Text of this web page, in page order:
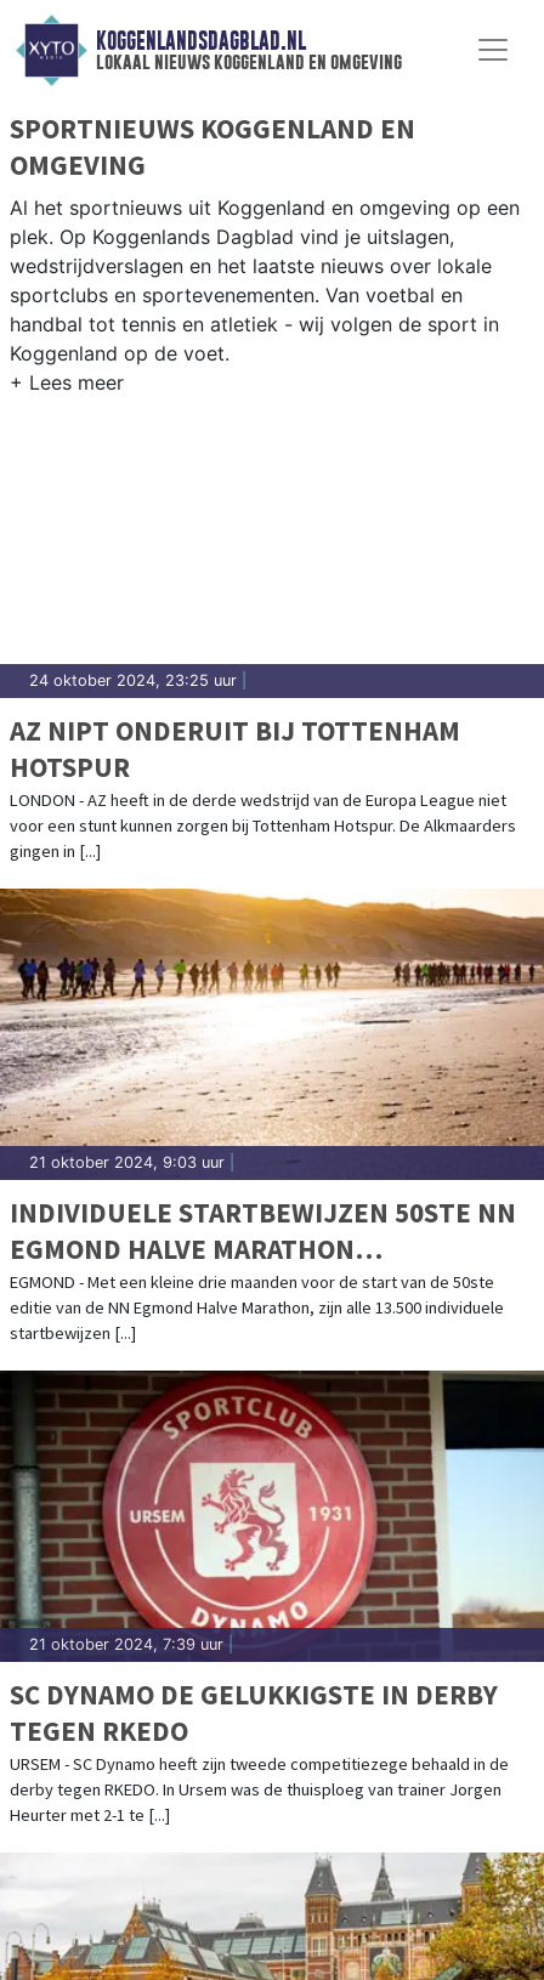
KOGGENLANDSDAGBLAD.NL
lokaal nieuws koggenland en omgeving
SPORTNIEUWS KOGGENLAND EN
OMGEVING
Al het sportnieuws uit Koggenland en omgeving op een
plek. Op Koggenlands Dagblad vind je uitslagen,
wedstrijdverslagen en het laatste nieuws over lokale
sportclubs en sportevenementen. Van voetbal en
handbal tot tennis en atletiek - wij volgen de sport in
Koggenland op de voet.
24 oktober 2024, 23:25 uur
AZ NIPT ONDERUIT BIJ TOTTENHAM
HOTSPUR
LONDON - AZ heeft in de derde wedstrijd van de Europa League niet
voor een stunt kunnen zorgen bij Tottenham Hotspur. De Alkmaarders
gingen in [...]
21 oktober 2024, 9:03 uur
INDIVIDUELE STARTBEWIJZEN 50STE NN
EGMOND HALVE MARATHON
UITVERKOCHT
EGMOND - Met een kleine drie maanden voor de start van de 50ste
editie van de NN Egmond Halve Marathon, zijn alle 13.500 individuele
startbewijzen [...]
21 oktober 2024, 7:39 uur
SC DYNAMO DE GELUKKIGSTE IN DERBY
TEGEN RKEDO
URSEM - SC Dynamo heeft zijn tweede competitiezege behaald in de
derby tegen RKEDO. In Ursem was de thuisploeg van trainer Jorgen
Heurter met 2-1 te [...]